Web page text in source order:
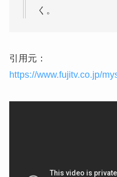
く。
引用元：
https://www.fujitv.co.jp/